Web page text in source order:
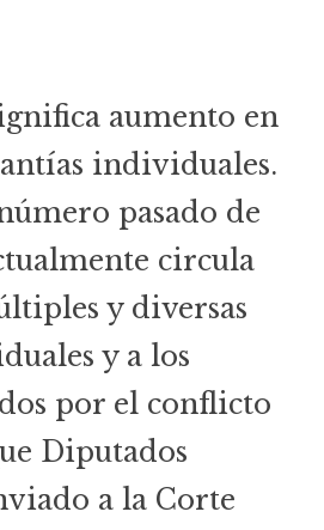
aumento en
individuales.
pasado de
circula
y diversas
y a los
por el conflicto
Diputados
a la Corte